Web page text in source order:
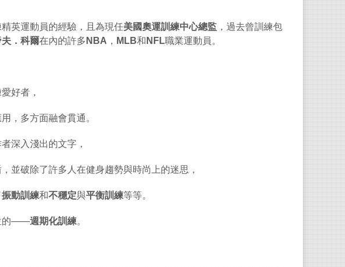
英運動員的經驗，且為現任美國奧運訓練中心總監 ，過去曾訓練包
夫．科爾在內的許多 NBA ， MLB和 NFL職業運動員。
好者，
，多方面融會貫通。
深入淺出的文字，
並破除了許多人在健身趨勢與時尚上的迷思，
振動訓練和不穩定與平衡訓練等等。
——週期化訓練。